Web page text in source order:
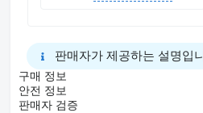
판매자가 제공하는 설명입
구매 정보
안전 정보
판매자 검증